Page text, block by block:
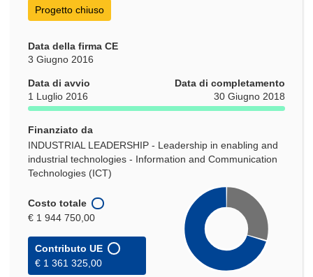
Progetto chiuso
Data della firma CE
3 Giugno 2016
Data di avvio
1 Luglio 2016
Data di completamento
30 Giugno 2018
Finanziato da
INDUSTRIAL LEADERSHIP - Leadership in enabling and
industrial technologies - Information and Communication
Technologies (ICT)
Costo totale
€ 1 944 750,00
Contributo UE
€ 1 361 325,00